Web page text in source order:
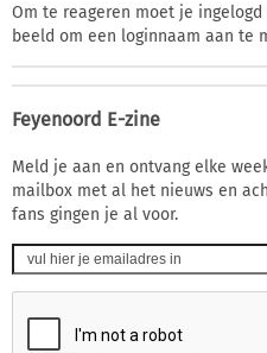
Om te reageren moet je
beeld om een loginnaam aan te
Feyenoord E-zine
Meld je aan en ontvang elke
mailbox met al het nieuws en
fans gingen je al voor.